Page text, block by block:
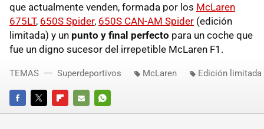
que actualmente venden, formada por los McLaren
675LT, 650S Spider, 650S CAN-AM Spider (edición
limitada) y un punto y final perfecto para un coche que
fue un digno sucesor del irrepetible McLaren F1.
FACEBOOKTWITTERFLIPBOARD
E-
WHATSAPP
TEMAS Superdeportivos McLaren Edición limitada